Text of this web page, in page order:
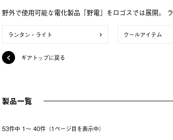
野外で使用可能な電化製品「野電」をロゴスでは展開。
ランタン・ライト クールアイテム
ギアトップに戻る
製品一覧
53件中 1〜 40件（1ページ⽬を表⽰中）